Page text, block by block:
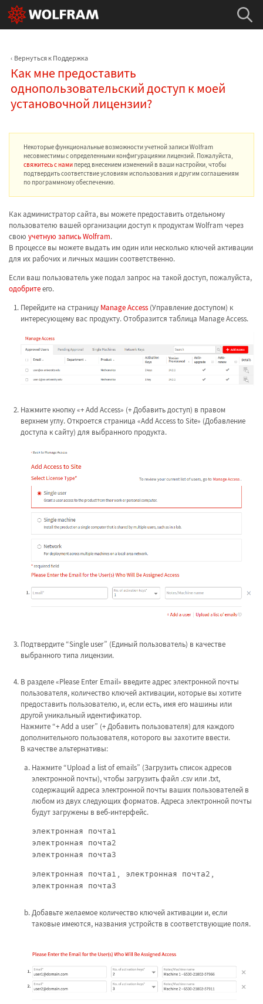
Вернуться к Поддержка
Как мне предоставить
однопользовательский доступ к моей
установочной лицензии?
Некоторые функциональные возможности учетной записи Wolfram
несовместимы с определенными конфигурациями лицензий. Пожалуйста,
свяжитесь с нами перед внесением изменений в ваши настройки, чтобы
подтвердить соответствие условиям использования и другим соглашениям
по программному обеспечению.
Как администратор сайта, вы можете предоставить отдельному
пользователю вашей организации доступ к продуктам Wolfram через
свою учетную запись Wolfram.
В процессе вы можете выдать им один или несколько ключей активации
для их рабочих и личных машин соответственно.
Если ваш пользователь уже подал запрос на такой доступ, пожалуйста,
одобритеего.
Перейдите на страницу Manage Access(Управление доступом) к
интересующему вас продукту. Отобразится таблица Manage Access.
Нажмите кнопку «+ Add Access» (+ Добавить доступ) в правом
верхнем углу. Откроется страница «Add Access to Site» (Добавление
доступа к сайту) для выбранного продукта.
Подтвердите “Single user” (Единый пользователь) в качестве
выбранного типа лицензии.
В разделе «Please Enter Email» введите адрес электронной почты
пользователя, количество ключей активации, которые вы хотите
предоставить пользователю, и, если есть, имя его машины или
другой уникальный идентификатор.
Нажмите “+ Add a user” (+ Добавить пользователя) для каждого
дополнительного пользователя, которого вы захотите ввести.
В качестве альтернативы:
Нажмите “Upload a list of emails” (Загрузить список адресов
электронной почты), чтобы загрузить файл .csv или .txt,
содержащий адреса электронной почты ваших пользователей в
любом из двух следующих форматов. Адреса электронной почты
будут загружены в веб-интерфейс.
электронная почта1
электронная почта2
электронная почта3
электронная почта1, электронная почта2,
электронная почта3
Добавьте желаемое количество ключей активации и, если
таковые имеются, названия устройств в соответствующие поля.